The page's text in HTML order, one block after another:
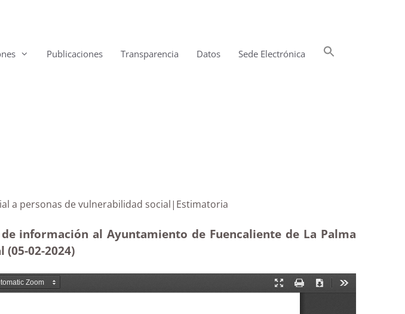
Publicaciones Transparencia Datos Sede Electrónica
social a personas de vulnerabilidad social|Estimatoria
información al Ayuntamiento de Fuencaliente de La Palma
(05-02-2024)